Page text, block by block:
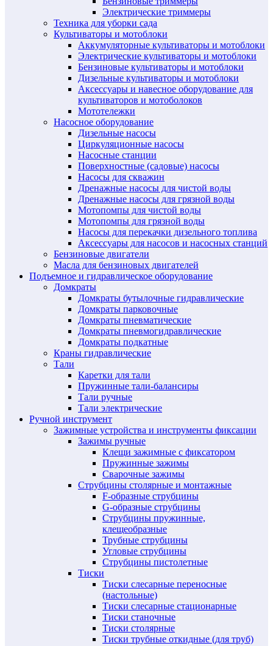
Электрические триммеры
Техника для уборки сада
Культиваторы и мотоблоки
Аккумуляторные культиваторы и мотоблоки
Электрические культиваторы и мотоблоки
Бензиновые культиваторы и мотоблоки
Дизельные культиваторы и мотоблоки
Аксессуары и навесное оборудование для
культиваторов и мотоболоков
Мототележки
Насосное оборудование
Дизельные насосы
Циркуляционные насосы
Насосные станции
Поверхностные (садовые) насосы
Насосы для скважин
Дренажные насосы для чистой воды
Дренажные насосы для грязной воды
Мотопомпы для чистой воды
Мотопомпы для грязной воды
Насосы для перекачки дизельного топлива
Аксессуары для насосов и насосных станций
Бензиновые двигатели
Масла для бензиновых двигателей
Подъемное и гидравлическое оборудование
Домкраты
Домкраты бутылочные гидравлические
Домкраты парковочные
Домкраты пневматические
Домкраты пневмогидравлические
Домкраты подкатные
Краны гидравлические
Тали
Каретки для тали
Пружинные тали-балансиры
Тали ручные
Тали электрические
Ручной инструмент
Зажимные устройства и инструменты фиксации
Зажимы ручные
Клещи зажимные с фиксатором
Пружинные зажимы
Сварочные зажимы
Струбцины столярные и монтажные
F-образные струбцины
G-образные струбцины
Струбцины пружинные,
клещеобразные
Трубные струбцины
Угловые струбцины
Струбцины пистолетные
Тиски
Тиски слесарные переносные
(настольные)
Тиски слесарные стационарные
Тиски станочные
Тиски столярные
Тиски трубные откидные (для труб)